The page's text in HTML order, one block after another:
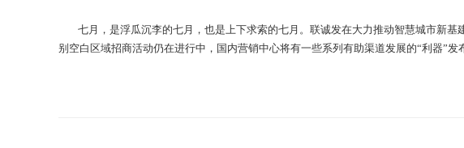
七月，是浮瓜沉李的七月，也是上下求索的七月。联诚发在大力推动智慧城市新基
别空白区域招商活动仍在进行中，国内营销中心将有一些系列有助渠道发展的“利器”